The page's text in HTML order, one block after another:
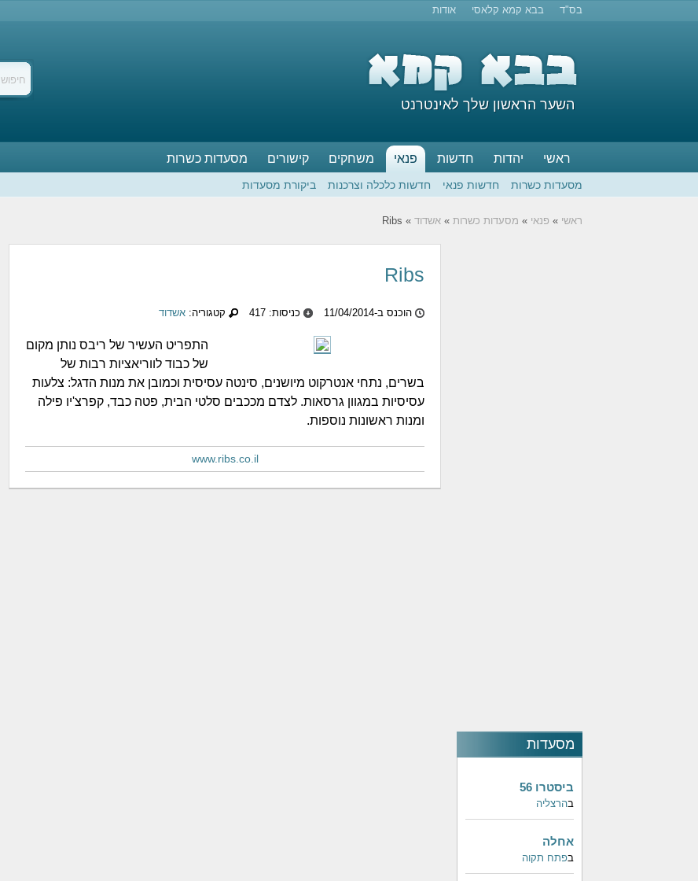
בס"ד בבא קמא קלאסי אודות
השער הראשון שלך לאינטרנט
ראשי יהדות חדשות פנאי משחקים קישורים מסעדות כשרות
מסעדות כשרות חדשות פנאי חדשות כלכלה וצרכנות ביקורת מסעדות
ראשי » פנאי » מסעדות כשרות » אשדוד » Ribs
מסעדות
ביסטרו 56
בהרצליה
אחלה
בפתח תקוה
Ribs
הוכנס ב-11/04/2014 כניסות: 417 קטגוריה: אשדוד
התפריט העשיר של ריבס נותן מקום
של כבוד לווריאציות רבות של
בשרים, נתחי אנטרקוט מיושנים, סינטה עסיסית וכמובן את מנות הדגל: צלעות
עסיסיות במגוון גרסאות. לצדם מככבים סלטי הבית, פטה כבד, קפרצ'יו פילה
ומנות ראשונות נוספות.
www.ribs.co.il